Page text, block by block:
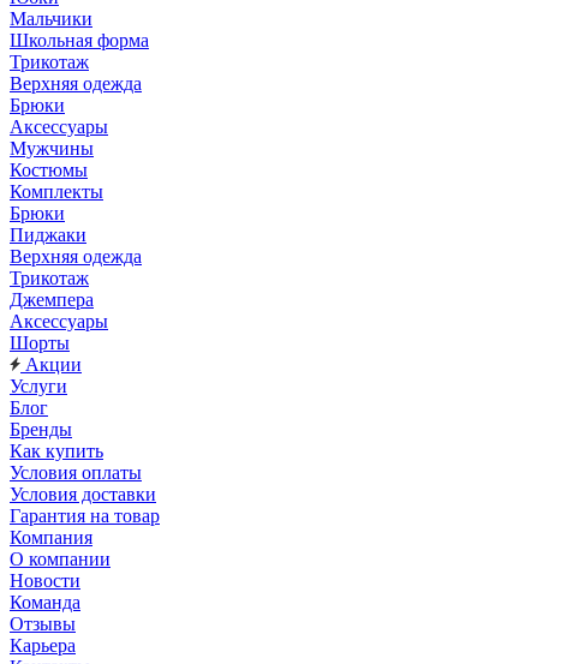
Мальчики
Школьная форма
Трикотаж
Верхняя одежда
Брюки
Аксессуары
Мужчины
Костюмы
Комплекты
Брюки
Пиджаки
Верхняя одежда
Трикотаж
Джемпера
Аксессуары
Шорты
Акции
Услуги
Блог
Бренды
Как купить
Условия оплаты
Условия доставки
Гарантия на товар
Компания
О компании
Новости
Команда
Отзывы
Карьера